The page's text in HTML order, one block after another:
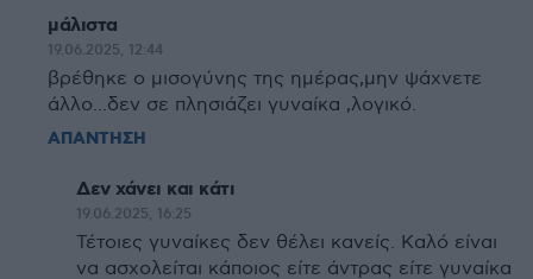
μάλιστα
19.06.2025, 12:44
βρέθηκε ο μισογύνης της ημέρας,μην ψάχνετε
άλλο...δεν σε πλησιάζει γυναίκα ,λογικό.
ΑΠΑΝΤΗΣΗ
Δεν χάνει και κάτι
19.06.2025, 16:25
Τέτοιες γυναίκες δεν θέλει κανείς. Καλό είναι
να ασχολείται κάποιος είτε άντρας είτε γυναίκα